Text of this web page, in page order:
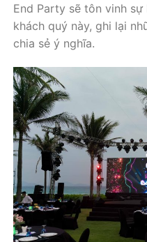
End Party sẽ tôn vinh
khách quý này, ghi lại
chia sẻ ý nghĩa.